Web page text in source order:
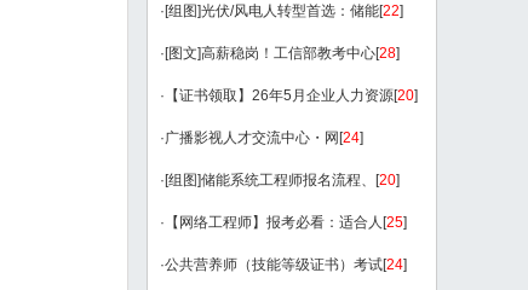
·[组图]光伏/风电人转型首选：储能[22]
·[图文]高薪稳岗！工信部教考中心[28]
· 【证书领取】26年5月企业人力资源[20]
·广播影视人才交流中心・网[24]
·[组图]储能系统工程师报名流程、[20]
· 【网络工程师】报考必看：适合人[25]
·公共营养师（技能等级证书）考试[24]